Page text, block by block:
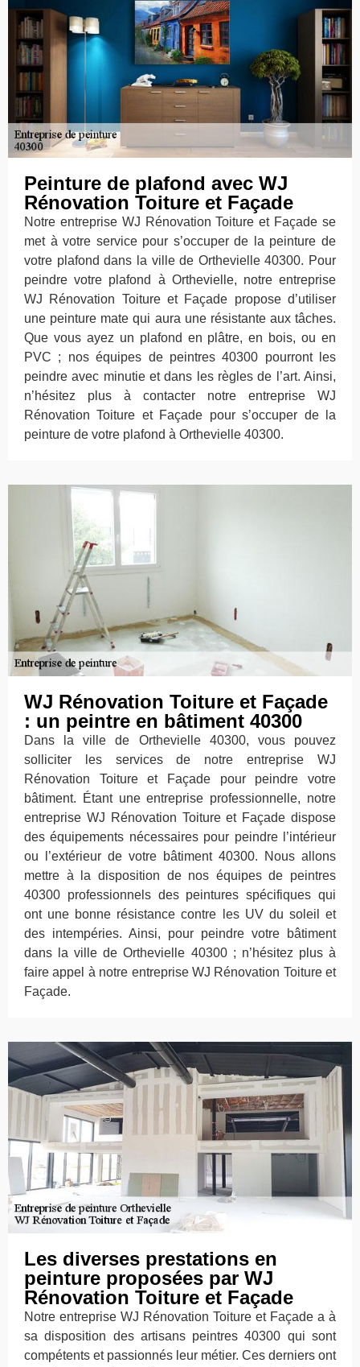
Peinture de plafond avec WJ
Rénovation Toiture et Façade
Notre entreprise WJ Rénovation Toiture et Façade se
met à votre service pour s’occuper de la peinture de
votre plafond dans la ville de Orthevielle 40300. Pour
peindre votre plafond à Orthevielle, notre entreprise
WJ Rénovation Toiture et Façade propose d’utiliser
une peinture mate qui aura une résistante aux tâches.
Que vous ayez un plafond en plâtre, en bois, ou en
PVC ; nos équipes de peintres 40300 pourront les
peindre avec minutie et dans les règles de l’art. Ainsi,
n’hésitez plus à contacter notre entreprise WJ
Rénovation Toiture et Façade pour s’occuper de la
peinture de votre plafond à Orthevielle 40300.
WJ Rénovation Toiture et Façade
: un peintre en bâtiment 40300
Dans la ville de Orthevielle 40300, vous pouvez
solliciter les services de notre entreprise WJ
Rénovation Toiture et Façade pour peindre votre
bâtiment. Étant une entreprise professionnelle, notre
entreprise WJ Rénovation Toiture et Façade dispose
des équipements nécessaires pour peindre l’intérieur
ou l’extérieur de votre bâtiment 40300. Nous allons
mettre à la disposition de nos équipes de peintres
40300 professionnels des peintures spécifiques qui
ont une bonne résistance contre les UV du soleil et
des intempéries. Ainsi, pour peindre votre bâtiment
dans la ville de Orthevielle 40300 ; n’hésitez plus à
faire appel à notre entreprise WJ Rénovation Toiture et
Façade.
Les diverses prestations en
peinture proposées par WJ
Rénovation Toiture et Façade
Notre entreprise WJ Rénovation Toiture et Façade a à
sa disposition des artisans peintres 40300 qui sont
compétents et passionnés leur métier. Ces derniers ont